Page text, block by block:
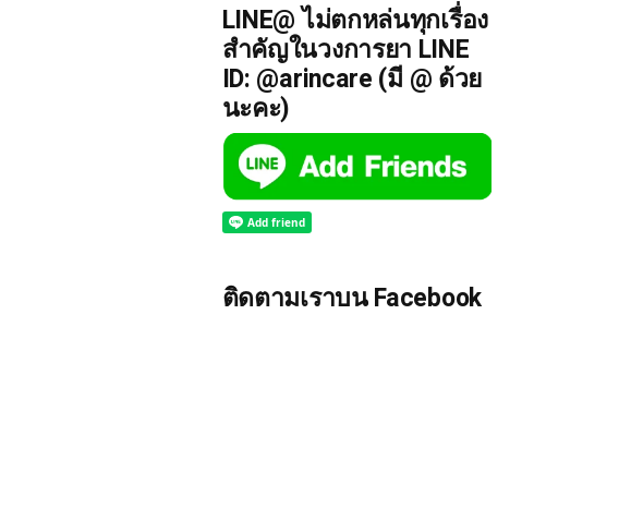
LINE@ ไม่ตกหล่นทุกเรื่อง
สำคัญในวงการยา LINE
ID: @arincare (มี @ ด้วย
นะคะ)
ติดตามเราบน Facebook